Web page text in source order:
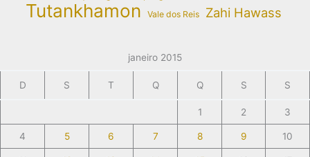
Tutankhamon Vale dos Reis Zahi Hawass
janeiro 2015
D S T Q Q S S
1 2 3
4 5 6 7 8 9 10